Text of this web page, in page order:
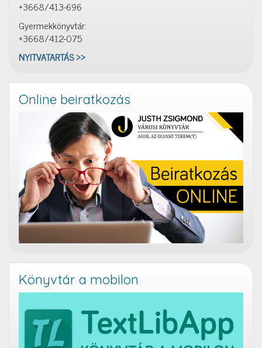
+3668/413-696
Gyermekkönyvtár:
+3668/412-075
NYITVATARTÁS >>
Online beiratkozás
Könyvtár a mobilon